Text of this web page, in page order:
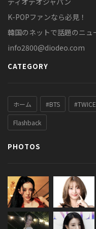
K-POPファンなら必見！
韓国のネットで話題のニュ
info2800@diodeo.com
CATEGORY
ホーム #BTS #TWICE
Flashback
PHOTOS